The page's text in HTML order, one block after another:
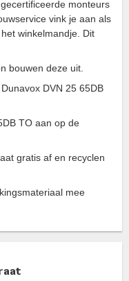
monteurs
vink je aan als
winkelmandje. Dit
bouwen deze uit.
DVN 25 65DB
TO aan op de
gratis af en recyclen
mee